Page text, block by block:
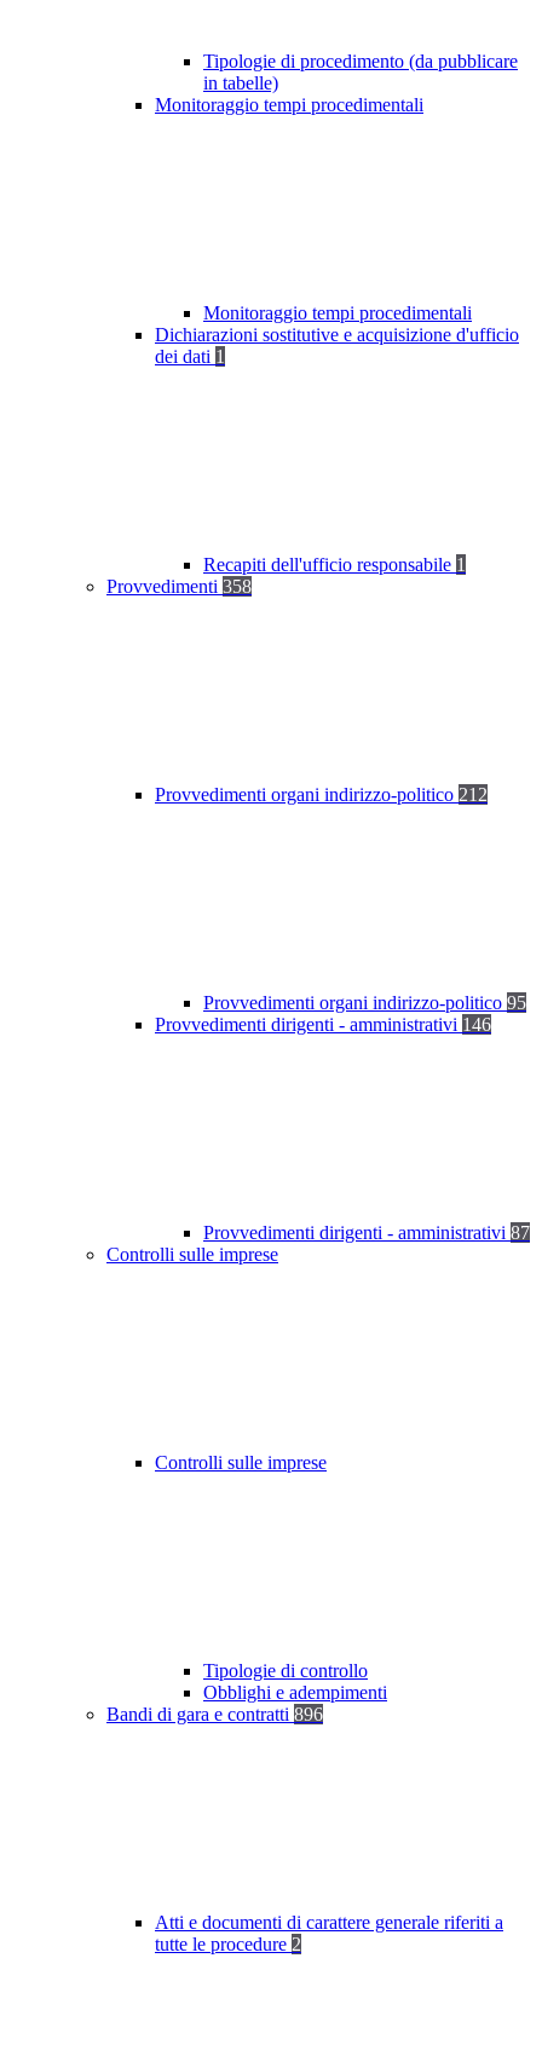
Tipologie di procedimento (da pubblicare
in tabelle)
Monitoraggio tempi procedimentali
Monitoraggio tempi procedimentali
Dichiarazioni sostitutive e acquisizione d'ufficio
dei dati 1
Recapiti dell'ufficio responsabile 1
Provvedimenti 358
Provvedimenti organi indirizzo-politico 212
Provvedimenti organi indirizzo-politico 95
Provvedimenti dirigenti - amministrativi 146
Provvedimenti dirigenti - amministrativi 87
Controlli sulle imprese
Controlli sulle imprese
Tipologie di controllo
Obblighi e adempimenti
Bandi di gara e contratti 896
Atti e documenti di carattere generale riferiti a
tutte le procedure 2